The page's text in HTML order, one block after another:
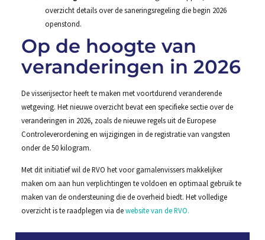
overzicht details over de saneringsregeling die begin 2026
openstond.
Op de hoogte van
veranderingen in 2026
De visserijsector heeft te maken met voortdurend veranderende
wetgeving. Het nieuwe overzicht bevat een specifieke sectie over de
veranderingen in 2026, zoals de nieuwe regels uit de Europese
Controleverordening en wijzigingen in de registratie van vangsten
onder de 50 kilogram.
Met dit initiatief wil de RVO het voor garnalenvissers makkelijker
maken om aan hun verplichtingen te voldoen en optimaal gebruik te
maken van de ondersteuning die de overheid biedt. Het volledige
overzicht is te raadplegen via dewebsite van de RVO.